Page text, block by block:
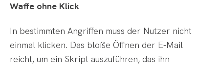
Waffe ohne Klick
In bestimmten Angriffen muss der Nutzer nicht
einmal klicken. Das bloße Öffnen der E-Mail
reicht, um ein Skript auszuführen, das ihn